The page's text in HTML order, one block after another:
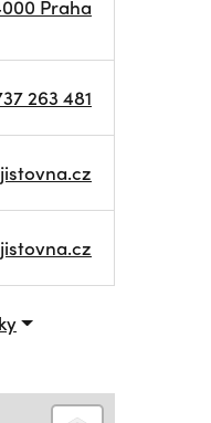
Praha
263 481